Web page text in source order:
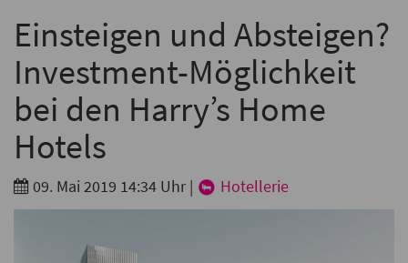
Einsteigen und Absteigen?
Investment-Möglichkeit
bei den Harry’s Home
Hotels
09. Mai 2019 14:34 Uhr | Hotellerie
E-Mail*
Branche
Ich möchte folgende Newsletter erhalten